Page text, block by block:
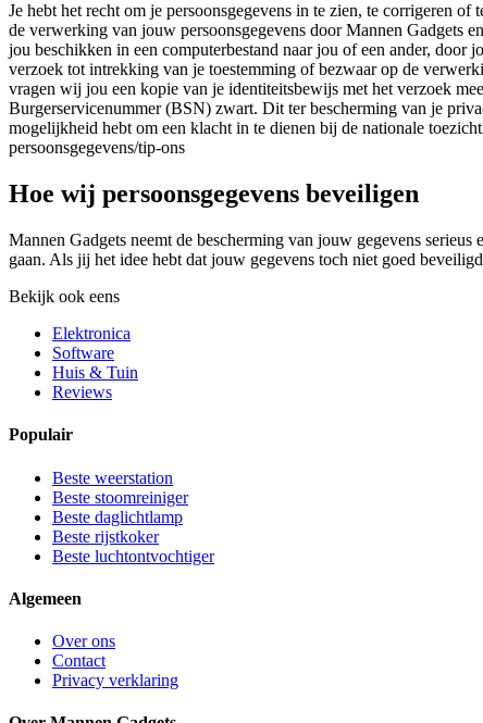
Je hebt het recht om je persoonsgegevens in te zien, te corrigeren
de verwerking van jouw persoonsgegevens door Mannen Gadgets
jou beschikken in een computerbestand naar jou of een ander, door
verzoek tot intrekking van je toestemming of bezwaar op de
vragen wij jou een kopie van je identiteitsbewijs met het verzoek
Burgerservicenummer (BSN) zwart. Dit ter bescherming van je
mogelijkheid hebt om een klacht in te dienen bij de nationale
persoonsgegevens/tip-ons
Hoe wij persoonsgegevens beveiligen
Mannen Gadgets neemt de bescherming van jouw gegevens
gaan. Als jij het idee hebt dat jouw gegevens toch niet goed
Bekijk ook eens
Elektronica
Software
Huis & Tuin
Reviews
Populair
Beste weerstation
Beste stoomreiniger
Beste daglichtlamp
Beste rijstkoker
Beste luchtontvochtiger
Algemeen
Over ons
Contact
Privacy verklaring